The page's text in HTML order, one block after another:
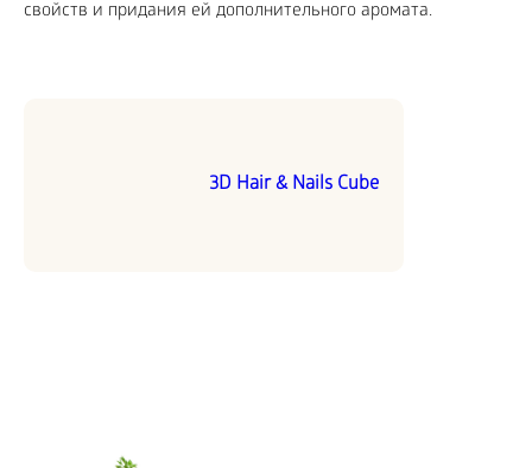
свойств и придания ей дополнительного аромата.
3D Hair & Nails Cube